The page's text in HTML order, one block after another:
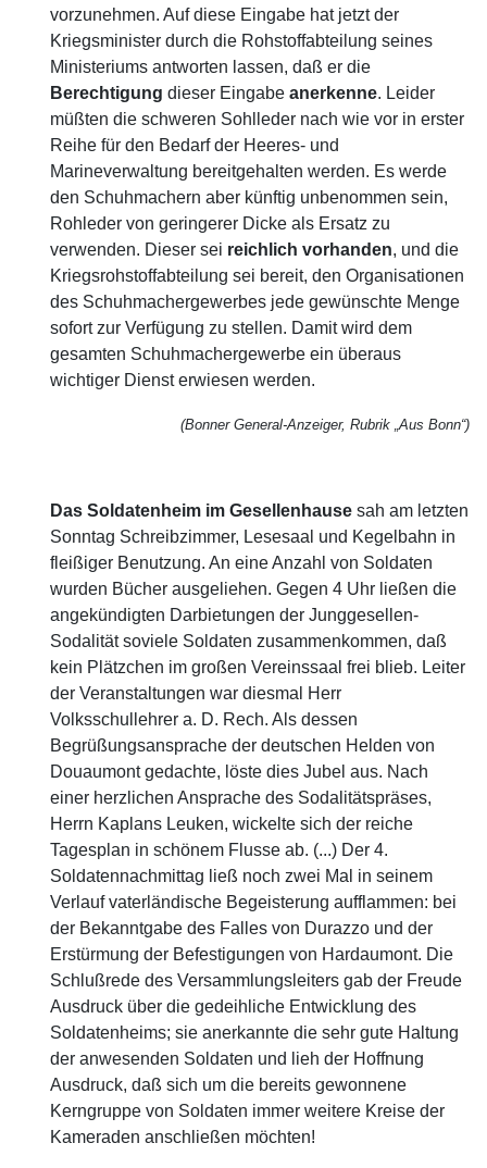
vorzunehmen. Auf diese Eingabe hat jetzt der
Kriegsminister durch die Rohstoffabteilung seines
Ministeriums antworten lassen, daß er die
Berechtigung dieser Eingabe anerkenne. Leider
müßten die schweren Sohlleder nach wie vor in erster
Reihe für den Bedarf der Heeres- und
Marineverwaltung bereitgehalten werden. Es werde
den Schuhmachern aber künftig unbenommen sein,
Rohleder von geringerer Dicke als Ersatz zu
verwenden. Dieser sei reichlich vorhanden, und die
Kriegsrohstoffabteilung sei bereit, den Organisationen
des Schuhmachergewerbes jede gewünschte Menge
sofort zur Verfügung zu stellen. Damit wird dem
gesamten Schuhmachergewerbe ein überaus
wichtiger Dienst erwiesen werden.
(Bonner General-Anzeiger, Rubrik „Aus Bonn“)
Das Soldatenheim im Gesellenhause sah am letzten
Sonntag Schreibzimmer, Lesesaal und Kegelbahn in
fleißiger Benutzung. An eine Anzahl von Soldaten
wurden Bücher ausgeliehen. Gegen 4 Uhr ließen die
angekündigten Darbietungen der Junggesellen-
Sodalität soviele Soldaten zusammenkommen, daß
kein Plätzchen im großen Vereinssaal frei blieb. Leiter
der Veranstaltungen war diesmal Herr
Volksschullehrer a. D. Rech. Als dessen
Begrüßungsansprache der deutschen Helden von
Douaumont gedachte, löste dies Jubel aus. Nach
einer herzlichen Ansprache des Sodalitätspräses,
Herrn Kaplans Leuken, wickelte sich der reiche
Tagesplan in schönem Flusse ab. (...) Der 4.
Soldatennachmittag ließ noch zwei Mal in seinem
Verlauf vaterländische Begeisterung aufflammen: bei
der Bekanntgabe des Falles von Durazzo und der
Erstürmung der Befestigungen von Hardaumont. Die
Schlußrede des Versammlungsleiters gab der Freude
Ausdruck über die gedeihliche Entwicklung des
Soldatenheims; sie anerkannte die sehr gute Haltung
der anwesenden Soldaten und lieh der Hoffnung
Ausdruck, daß sich um die bereits gewonnene
Kerngruppe von Soldaten immer weitere Kreise der
Kameraden anschließen möchten!